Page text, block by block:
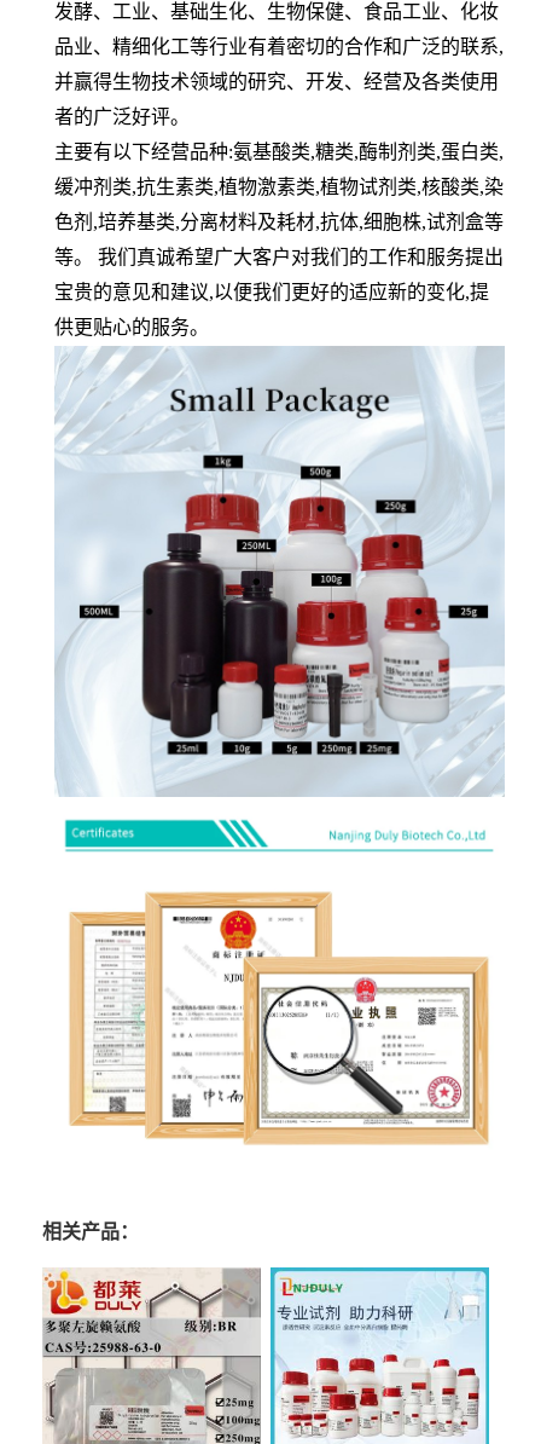
发酵、工业、基础生化、生物保健、食品工业、化妆
品业、精细化工等行业有着密切的合作和广泛的联系,
并赢得生物技术领域的研究、开发、经营及各类使用
者的广泛好评。
主要有以下经营品种:氨基酸类,糖类,酶制剂类,蛋白类,
缓冲剂类,抗生素类,植物激素类,植物试剂类,核酸类,染
色剂,培养基类,分离材料及耗材,抗体,细胞株,试剂盒等
等。 我们真诚希望广大客户对我们的工作和服务提出
宝贵的意见和建议,以便我们更好的适应新的变化,提
供更贴心的服务。
相关产品：